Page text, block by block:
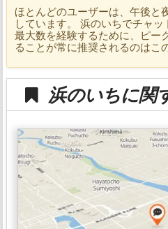
ほとんどのユーザーは、午後と
しています。 浜のいちでチャ
最大数を経験するために、ピー
ることが常に推奨されるのはこ
浜のいちに関